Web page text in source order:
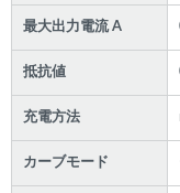
最大出力電流 A
抵抗値
充電方法
カーブモード